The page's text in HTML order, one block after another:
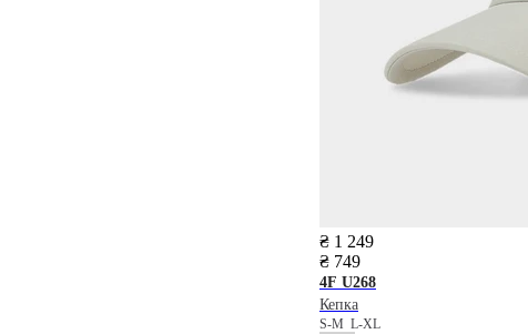
₴ 1 249
₴ 749
4F U268
Кепка
S-M L-XL